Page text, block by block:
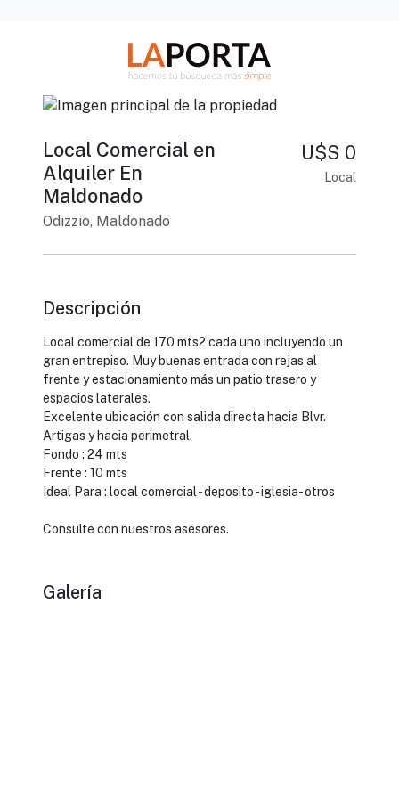
Local Comercial en
Alquiler En
Maldonado
Odizzio, Maldonado
U$S 0
Local
Descripción
Local comercial de 170 mts2 cada uno incluyendo un
gran entrepiso. Muy buenas entrada con rejas al
frente y estacionamiento más un patio trasero y
espacios laterales.
Excelente ubicación con salida directa hacia Blvr.
Artigas y hacia perimetral.
Fondo : 24 mts
Frente : 10 mts
Ideal Para : local comercial - deposito - iglesia- otros
Consulte con nuestros asesores.
Galería